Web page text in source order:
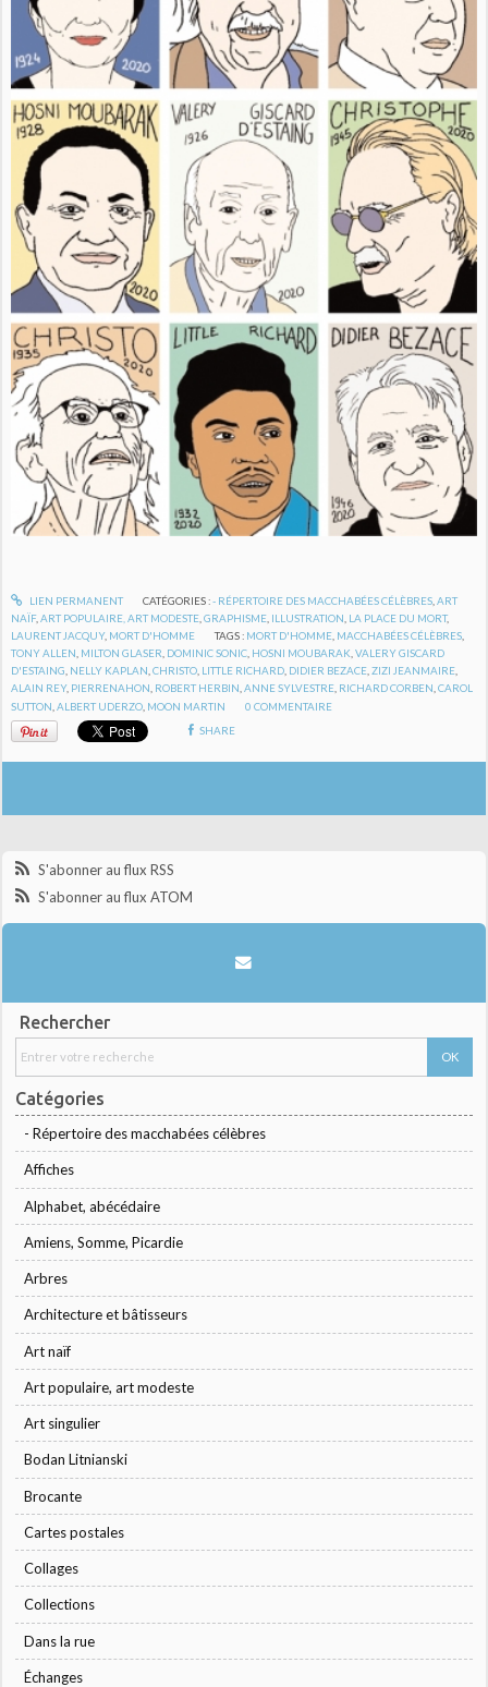
LIEN PERMANENT CATÉGORIES :- RÉPERTOIRE DES MACCHABÉES CÉLÈBRES, ART
NAÏF,ART POPULAIRE, ART MODESTE ,GRAPHISME ILLUSTRATION LA PLACE DU MORT,
LAURENT JACQUY, MORT D'HOMME TAGS : MORT D'HOMME MACCHABÉES CÉLÈBRES
TONY ALLEN MILTON GLASER DOMINIC SONIC HOSNI MOUBARAK ,VALERY GISCARD
D'ESTAING NELLY KAPLAN ,CHRISTO LITTLE RICHARD DIDIER BEZACE ,ZIZI JEANMAIRE
ALAIN REY, PIERRENAHON ROBERT HERBIN ,ANNE SYLVESTRE RICHARD CORBEN ,CAROL
SUTTON ,ALBERT UDERZO MOON MARTIN 0 COMMENTAIRE
SHARE
S'abonner au flux RSS
S'abonner au flux ATOM
Rechercher
Catégories
- Répertoire des macchabées célèbres
Affiches
Alphabet, abécédaire
Amiens, Somme, Picardie
Arbres
Architecture et bâtisseurs
Art naïf
Art populaire, art modeste
Art singulier
Bodan Litnianski
Brocante
Cartes postales
Collages
Collections
Dans la rue
Échanges